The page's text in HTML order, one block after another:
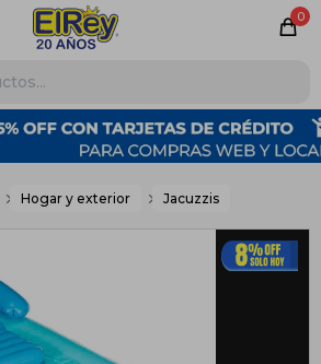
0
Hogar y exterior Jacuzzis